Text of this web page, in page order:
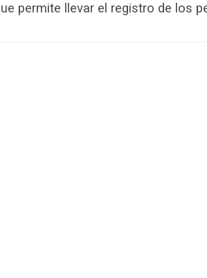
permite llevar el registro de los